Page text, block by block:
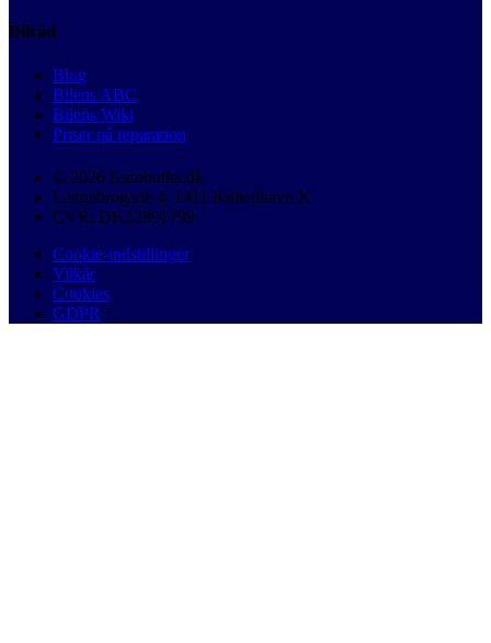
Bilråd
Blog
Bilens ABC
Bilens Wiki
Priser på reparation
© 2026 Autobutler.dk
Langebrogade 4, 1411 København K
CVR: DK32891799
Cookie-indstillinger
Vilkår
Cookies
GDPR